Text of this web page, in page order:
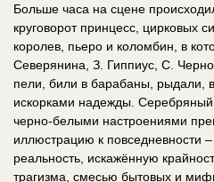
Больше часа на сцене
круговорот принцесс, цирковых
королев, пьеро и коломбин, в
Северянина, З. Гиппиус, С.
пели, били в барабаны, рыдали,
искорками надежды. Серебряный
черно-белыми настроениями
иллюстрацию к повседневности
реальность, искажённую
трагизма, смесью бытовых и